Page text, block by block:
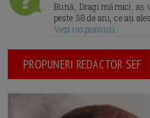
Bună, Dragi mămici, aș
peste 38 de ani, ce ați
Vezi raspunsuri
PROPUNERI REDACTOR SEF